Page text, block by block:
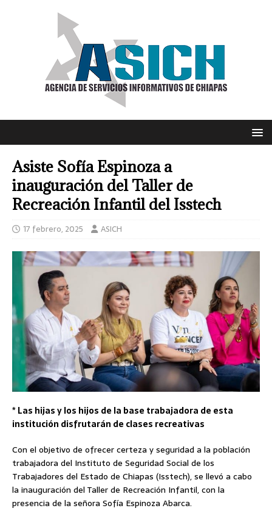
Asiste Sofía Espinoza a
inauguración del Taller de
Recreación Infantil del Isstech
17 febrero, 2025 ASICH
* Las hijas y los hijos de la base trabajadora de esta
institución disfrutarán de clases recreativas
Con el objetivo de ofrecer certeza y seguridad a la población
trabajadora del Instituto de Seguridad Social de los
Trabajadores del Estado de Chiapas (Isstech), se llevó a cabo
la inauguración del Taller de Recreación Infantil, con la
presencia de la señora Sofía Espinoza Abarca.